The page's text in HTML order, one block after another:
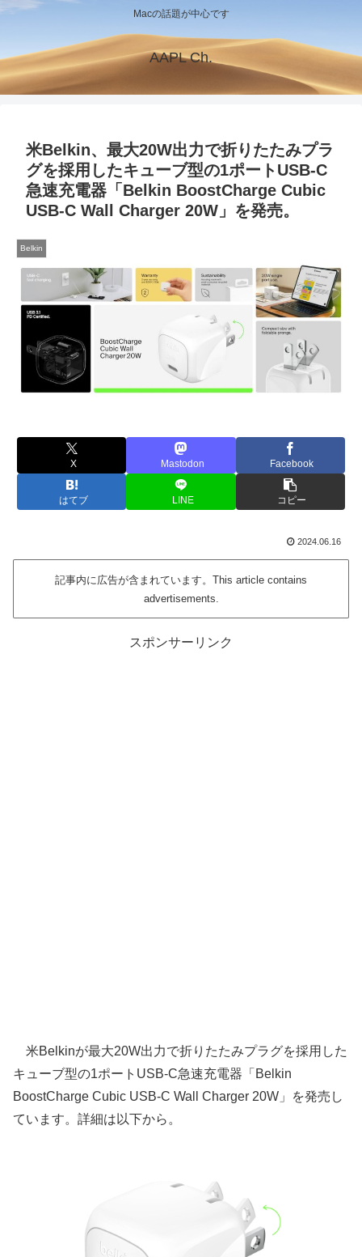
Macの話題が中心です
AAPL Ch.
米Belkin、最大20W出力で折りたたみプラ
グを採用したキューブ型の1ポートUSB-C
急速充電器「Belkin BoostCharge Cubic
USB-C Wall Charger 20W」を発売。
Belkin
X Mastodon Facebook
はてブ LINE コピー
2024.06.16
記事内に広告が含まれています。This article contains
advertisements.
スポンサーリンク
米Belkinが最大20W出力で折りたたみプラグを採用した
キューブ型の1ポートUSB-C急速充電器「Belkin
BoostCharge Cubic USB-C Wall Charger 20W」を発売し
ています。詳細は以下から。